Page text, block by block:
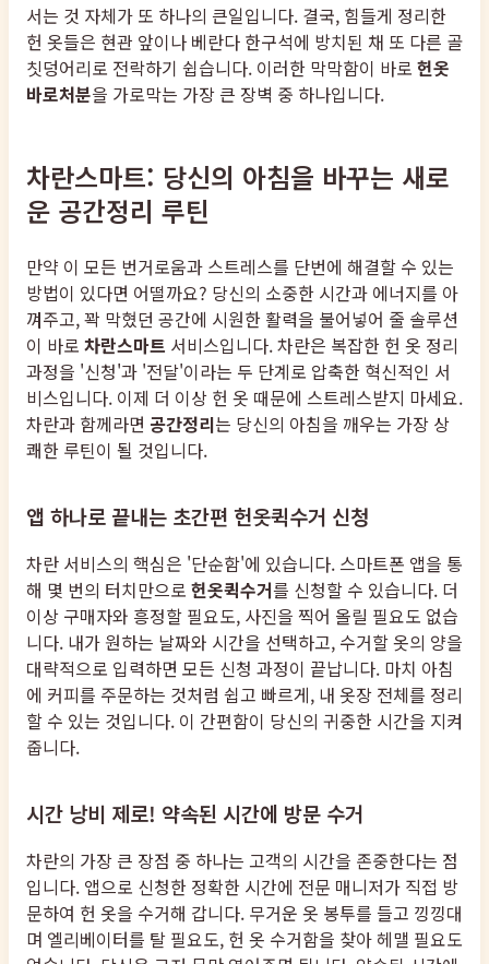
서는 것 자체가 또 하나의 큰일입니다. 결국, 힘들게 정리한
헌 옷들은 현관 앞이나 베란다 한구석에 방치된 채 또 다른 골
칫덩어리로 전락하기 쉽습니다. 이러한 막막함이 바로 헌옷
바로처분을 가로막는 가장 큰 장벽 중 하나입니다.
차란스마트: 당신의 아침을 바꾸는 새로
운 공간정리 루틴
만약 이 모든 번거로움과 스트레스를 단번에 해결할 수 있는
방법이 있다면 어떨까요? 당신의 소중한 시간과 에너지를 아
껴주고, 꽉 막혔던 공간에 시원한 활력을 불어넣어 줄 솔루션
이 바로 차란스마트 서비스입니다. 차란은 복잡한 헌 옷 정리
과정을 '신청'과 '전달'이라는 두 단계로 압축한 혁신적인 서
비스입니다. 이제 더 이상 헌 옷 때문에 스트레스받지 마세요.
차란과 함께라면 공간정리는 당신의 아침을 깨우는 가장 상
쾌한 루틴이 될 것입니다.
앱 하나로 끝내는 초간편 헌옷퀵수거 신청
차란 서비스의 핵심은 '단순함'에 있습니다. 스마트폰 앱을 통
해 몇 번의 터치만으로 헌옷퀵수거를 신청할 수 있습니다. 더
이상 구매자와 흥정할 필요도, 사진을 찍어 올릴 필요도 없습
니다. 내가 원하는 날짜와 시간을 선택하고, 수거할 옷의 양을
대략적으로 입력하면 모든 신청 과정이 끝납니다. 마치 아침
에 커피를 주문하는 것처럼 쉽고 빠르게, 내 옷장 전체를 정리
할 수 있는 것입니다. 이 간편함이 당신의 귀중한 시간을 지켜
줍니다.
시간 낭비 제로! 약속된 시간에 방문 수거
차란의 가장 큰 장점 중 하나는 고객의 시간을 존중한다는 점
입니다. 앱으로 신청한 정확한 시간에 전문 매니저가 직접 방
문하여 헌 옷을 수거해 갑니다. 무거운 옷 봉투를 들고 낑낑대
며 엘리베이터를 탈 필요도, 헌 옷 수거함을 찾아 헤맬 필요도